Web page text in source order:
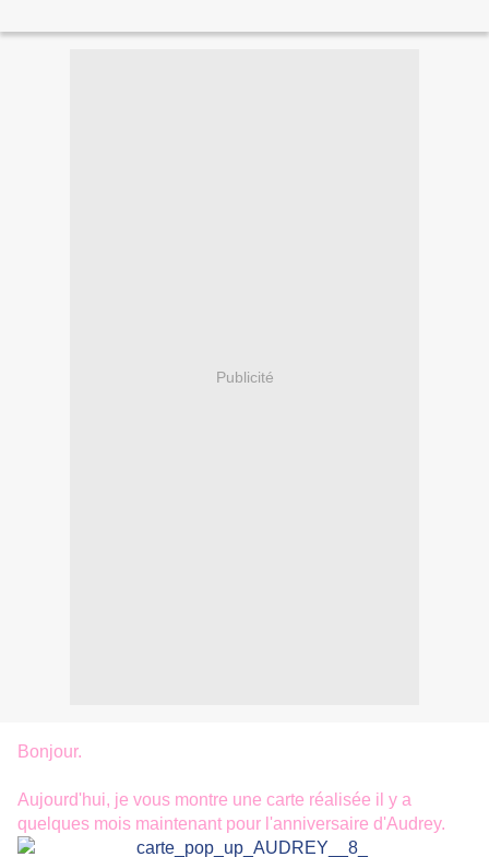
Publicité
Bonjour.
Aujourd'hui, je vous montre une carte réalisée il y a
quelques mois maintenant pour l'anniversaire d'Audrey.